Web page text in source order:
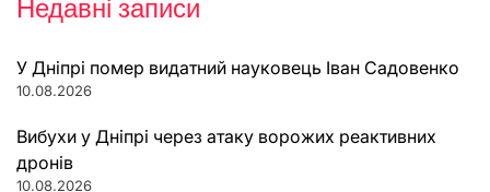
Недавні записи
У Дніпрі помер видатний науковець Іван Садовенко
10.08.2026
Вибухи у Дніпрі через атаку ворожих реактивних
дронів
10.08.2026